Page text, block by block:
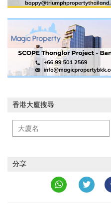
香港大廈搜尋
分享